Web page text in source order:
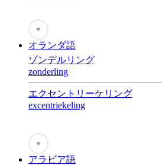
♥
オランダ語
ゾンデルリング
zonderling
エクセントリーケリング
excentriekeling
♥
アラビア語